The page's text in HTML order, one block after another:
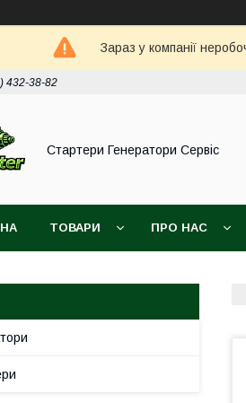
Зараз у компанії
432-38-82
Стартери Генератори Сервіс
ТОВАРИ ПРО НАС